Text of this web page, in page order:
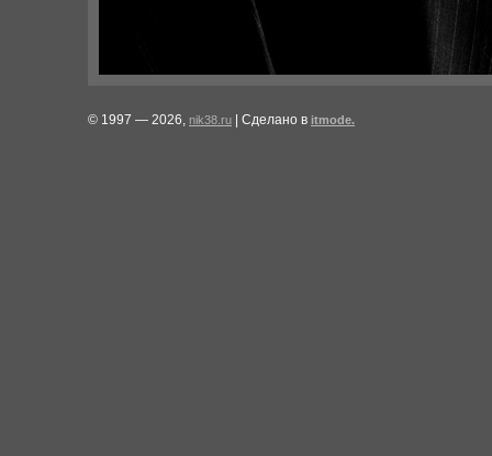
© 1997 — 2026, nik38.ru | Сделано в itmode.